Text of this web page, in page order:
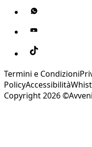
Termini e Condizioni
PolicyAccessibilità
Copyright 2026